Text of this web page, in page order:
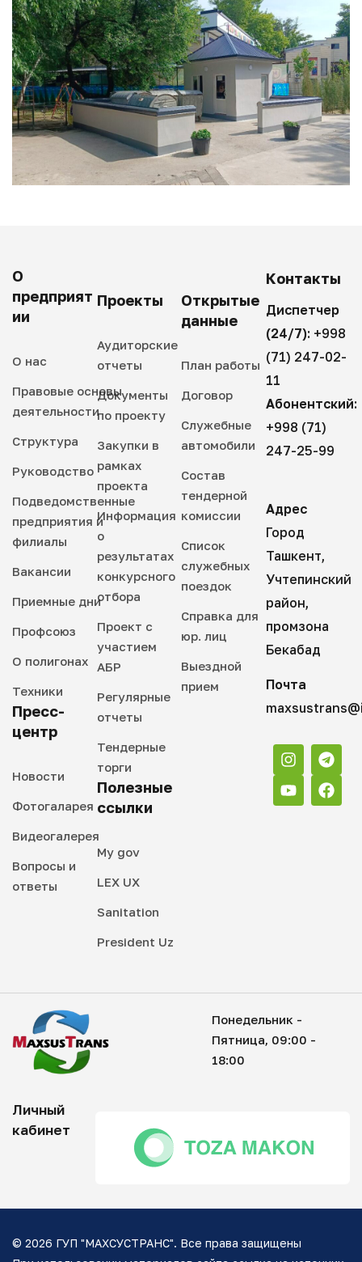
О
предприят
ии
О нас
Правовые основы
деятельности
Структура
Руководство
Подведомственные
предприятия и
филиалы
Вакансии
Приемные дни
Профсоюз
О полигонах
Техники
Пресс-
центр
Новости
Фотогаларея
Видеогалерея
Вопросы и
ответы
Проекты
Аудиторские
отчеты
Документы
по проекту
Закупки в
рамках
проекта
Информация
о
результатах
конкурсного
отбора
Проект с
участием
АБР
Регулярные
отчеты
Тендерные
торги
Полезные
ссылки
My gov
LEX UX
Sanitation
President Uz
Открытые
данные
План работы
Договор
Служебные
автомобили
Состав
тендерной
комиссии
Список
служебных
поездок
Справка для
юр. лиц
Выездной
прием
Контакты
Диспетчер
(24/7): +998
(71) 247-02-
11
Абонентский:
+998 (71)
247-25-99
Адрес
Город
Ташкент,
Учтепинский
район,
промзона
Бекабад
Почта
Понедельник -
Пятница, 09:00 -
18:00
Личный
кабинет
© 2026 ГУП "МАХСУСТРАНС". Все права защищены